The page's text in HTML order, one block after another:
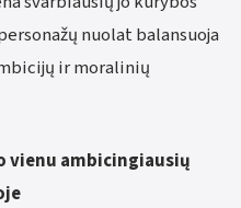
nuolat balansuoja
ir moralinių
vienu ambicingiausių